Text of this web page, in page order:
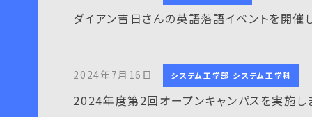
ダイアン吉日さんの英語落語イベントを開催
2024年7月16日 システム工学部 システム工学科
2024年度第2回オープンキャンパスを実施し